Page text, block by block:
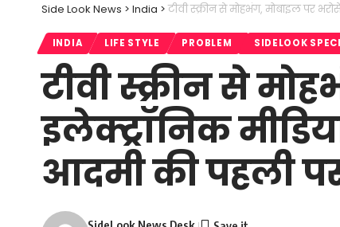
Side Look News > India > टीवी स्क्रीन से मोहभंग, मोबाइल पर
INDIA LIFE STYLE PROBLEM SIDELOOK
टीवी स्क्रीन से
इलेक्ट्रॉनिक
आदमी की पहली